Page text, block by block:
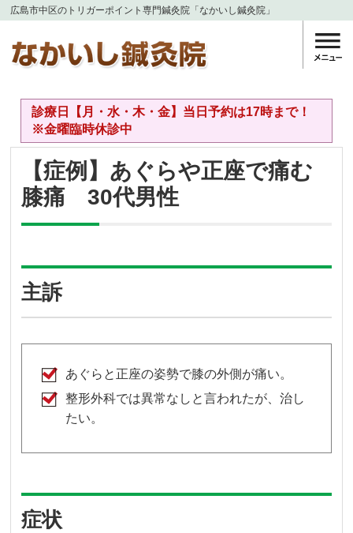
広島市中区のトリガーポイント専門鍼灸院「なかいし鍼灸院」
診療日【月・水・木・金】当日予約は17時まで！
※金曜臨時休診中
【症例】あぐらや正座で痛む
膝痛 30代男性
主訴
あぐらと正座の姿勢で膝の外側が痛い。
整形外科では異常なしと言われたが、治し
たい。
症状